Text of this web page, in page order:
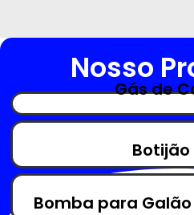
Nosso
Gás de
Bomba para